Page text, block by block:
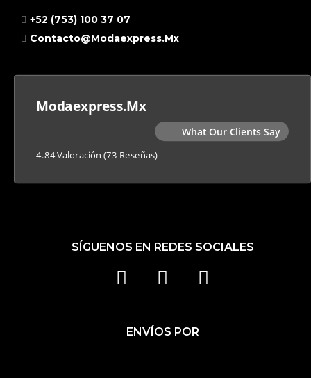
SÍGUENOS EN REDES SOCIALES
F
C
E
I
S
T
T
ENVÍOS POR
+52 (753) 100 37 07
Contacto@modaexpress.mx
Modaexpress.mx
What Our Clients Say
4.84 Valoración (73 Reseñas)